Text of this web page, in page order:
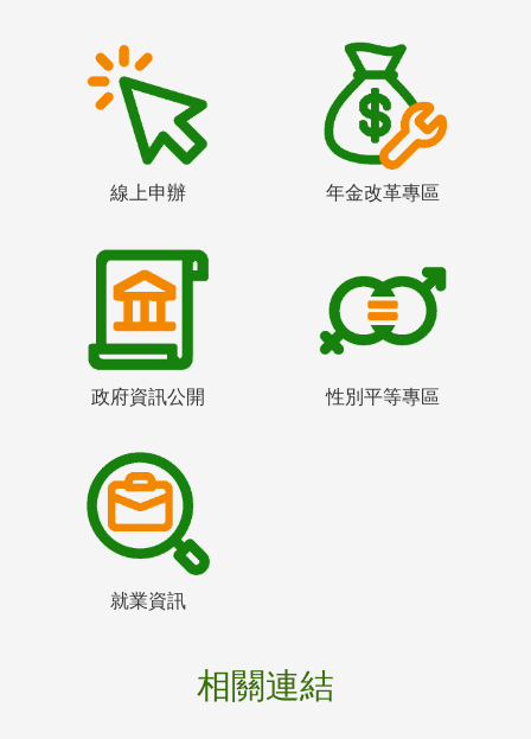
線上申辦 年金改革專區
政府資訊公開 性別平等專區
就業資訊
相關連結